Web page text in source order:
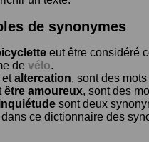
de synonymes
eut être considéré
de vélo.
etaltercation, sont des
être amoureux, sont des
sont deux
ce dictionnaire des